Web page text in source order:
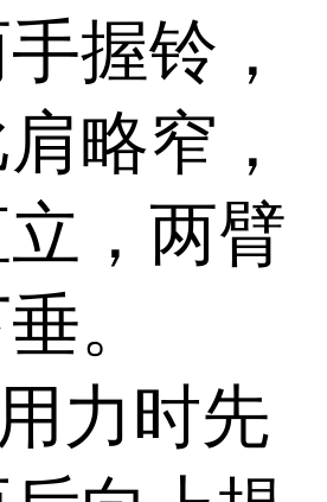
握铃，
略窄，
，两臂
。
时先